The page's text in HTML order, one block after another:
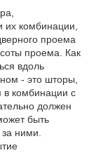
их комбинации,
проема
проема. Как
вдоль
- это шторы,
комбинации с
должен
быть
ними.